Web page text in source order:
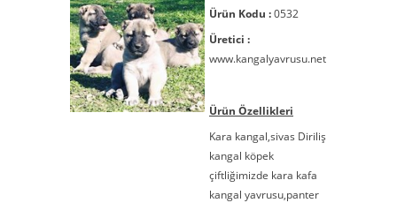
Ürün Kodu :0532
Üretici :
www.kangalyavrusu.net
Ürün Özellikleri
Kara kangal,sivas Diriliş
kangal köpek
çiftliğimizde kara kafa
kangal yavrusu,panter